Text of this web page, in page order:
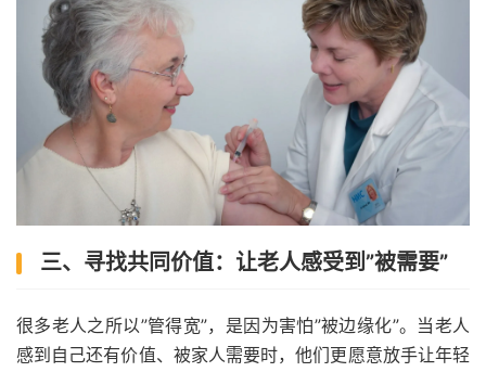
三、寻找共同价值：让老人感受到”被需要”
很多老人之所以”管得宽”，是因为害怕”被边缘化”。当老人
感到自己还有价值、被家人需要时，他们更愿意放手让年轻